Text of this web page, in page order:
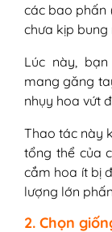
các bao phấn
chưa kịp bung
Lúc này,
mang găng
nhụy hoa vứt
Thao tác này
tổng thể của
cắm hoa ít bị
lượng lớn
2. Chọn